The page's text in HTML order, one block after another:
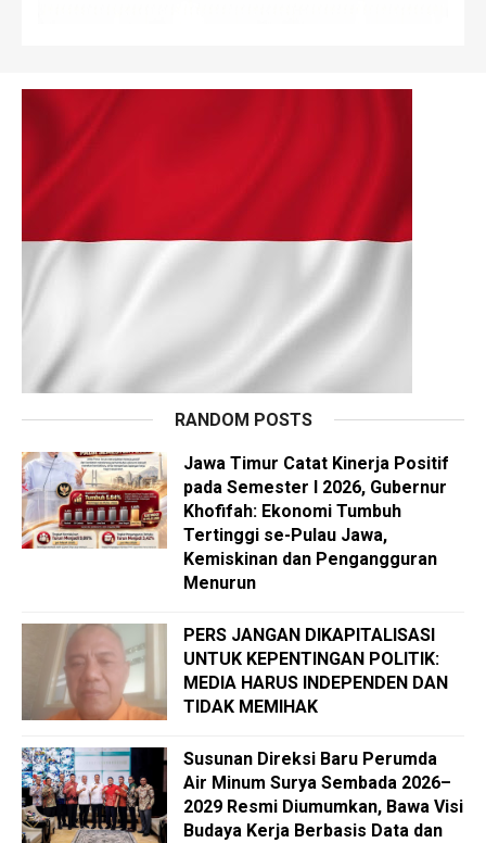
RANDOM POSTS
Jawa Timur Catat Kinerja Positif
pada Semester I 2026, Gubernur
Khofifah: Ekonomi Tumbuh
Tertinggi se-Pulau Jawa,
Kemiskinan dan Pengangguran
Menurun
PERS JANGAN DIKAPITALISASI
UNTUK KEPENTINGAN POLITIK:
MEDIA HARUS INDEPENDEN DAN
TIDAK MEMIHAK
Susunan Direksi Baru Perumda
Air Minum Surya Sembada 2026–
2029 Resmi Diumumkan, Bawa Visi
Budaya Kerja Berbasis Data dan